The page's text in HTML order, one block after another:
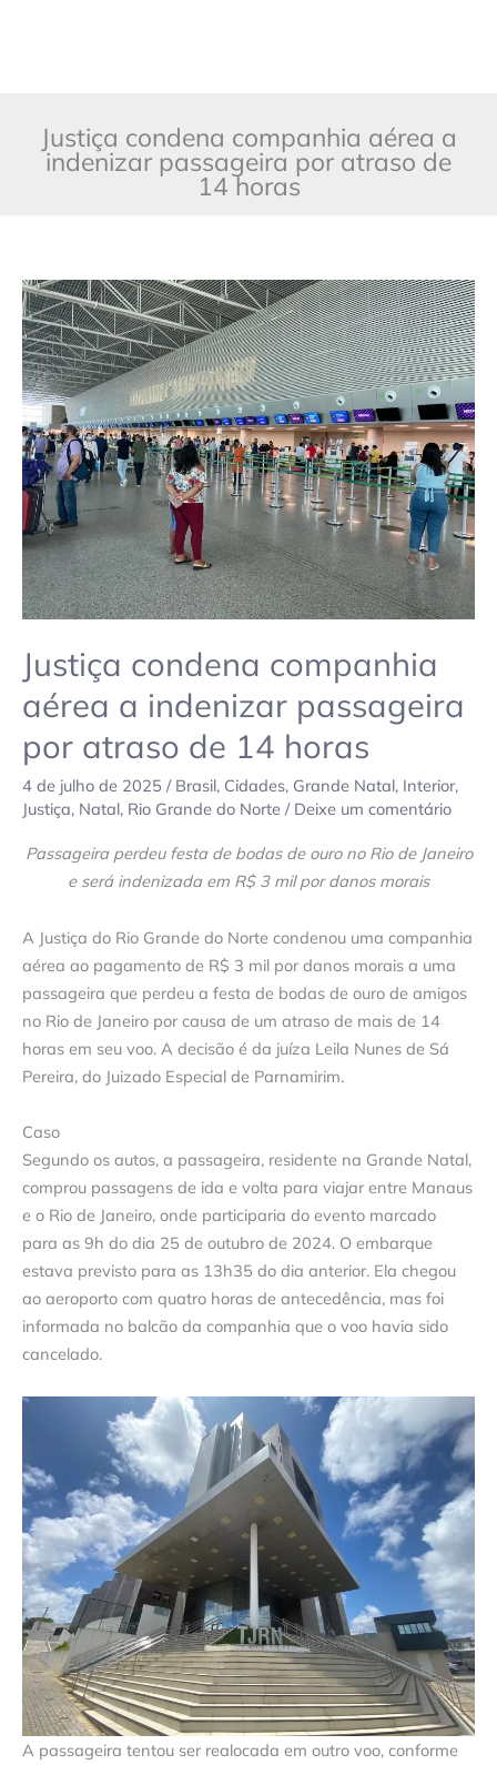
Justiça condena companhia aérea a
indenizar passageira por atraso de
14 horas
Justiça condena companhia
aérea a indenizar passageira
por atraso de 14 horas
4 de julho de 2025 / Brasil, Cidades, Grande Natal, Interior,
Justiça, Natal, Rio Grande do Norte / Deixe um comentário
Passageira perdeu festa de bodas de ouro no Rio de Janeiro
e será indenizada em R$ 3 mil por danos morais
A Justiça do Rio Grande do Norte condenou uma companhia
aérea ao pagamento de R$ 3 mil por danos morais a uma
passageira que perdeu a festa de bodas de ouro de amigos
no Rio de Janeiro por causa de um atraso de mais de 14
horas em seu voo. A decisão é da juíza Leila Nunes de Sá
Pereira, do Juizado Especial de Parnamirim.
Caso
Segundo os autos, a passageira, residente na Grande Natal,
comprou passagens de ida e volta para viajar entre Manaus
e o Rio de Janeiro, onde participaria do evento marcado
para as 9h do dia 25 de outubro de 2024. O embarque
estava previsto para as 13h35 do dia anterior. Ela chegou
ao aeroporto com quatro horas de antecedência, mas foi
informada no balcão da companhia que o voo havia sido
cancelado.
A passageira tentou ser realocada em outro voo, conforme
Justiça
condena
companhia
aérea
a
indenizar
passageira
por
atraso
de
14
horas